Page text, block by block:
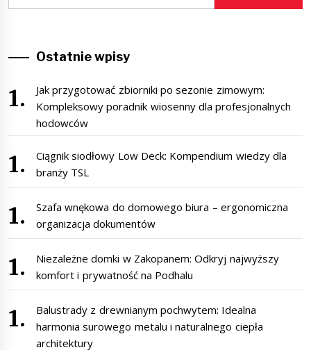
Ostatnie wpisy
Jak przygotować zbiorniki po sezonie zimowym:
Kompleksowy poradnik wiosenny dla profesjonalnych
hodowców
Ciągnik siodłowy Low Deck: Kompendium wiedzy dla
branży TSL
Szafa wnękowa do domowego biura – ergonomiczna
organizacja dokumentów
Niezależne domki w Zakopanem: Odkryj najwyższy
komfort i prywatność na Podhalu
Balustrady z drewnianym pochwytem: Idealna
harmonia surowego metalu i naturalnego ciepła
architektury